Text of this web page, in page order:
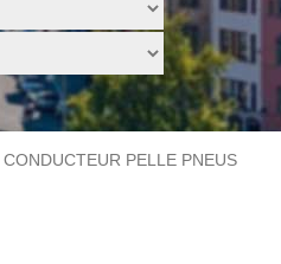
CONDUCTEUR PELLE PNEUS